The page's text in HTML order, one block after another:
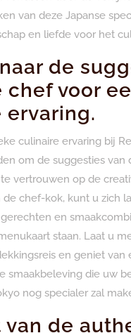
van deze Japanse
en liefde voor het
de
chef voor
ervaring.
culinaire ervaring bij
om de suggesties van
vertrouwen op de
de chef-kok, kunt u zich
en
staan. Laat u
en geniet van
smaakbeleving die uw
nog specialer zal
van de